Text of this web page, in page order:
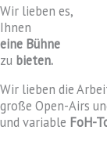
Wir lieben es,
Ihnen
eine Bühne
zu bieten.
Wir lieben die
große Open-Airs
und variable FoH-